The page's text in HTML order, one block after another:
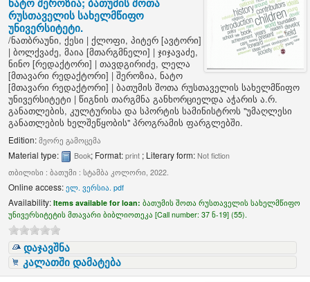
რუსთაველის სახელმწიფო
უნივერსიტეტი.
/ნათბრაუნი, ქესი |ქლოფი, პიტერ [ავტორი]
|ბოლქვაძე, მაია [მთარგმნელი] |ჯიჯავაძე,
ნინო [რედაქტორი] |თავდგირიძე, ლელა
[მთავარი რედაქტორი] |შეროზია, ნატო
[მთავარი რედაქტორი] |ბათუმის შოთა რუსთაველის სახელმწიფო
უნივერსიტეტი |წიგნის თარგმნა განხორციელდა აჭარის ა.რ.
განათლების, კულტურისა და სპორტის სამინისტროს "უმაღლესი
განათლების ხელშეწყობის" პროგრამის ფარგლებში.
Edition:მეორე გამოცემა
Material type: Book; Format:print ; Literary form:Not fiction
თბილისი : ბათუმი : სტამბა კოლორი, 2022.
Online access: ელ. ვერსია. pdf
Availability:Items available for loan:ბათუმის შოთა რუსთაველის სახელმწიფო
უნივერსიტეტის მთავარი ბიბლიოთეკა [Call number:37 ნ-19] (55).
დაჯავშნა
კალათში დამატება